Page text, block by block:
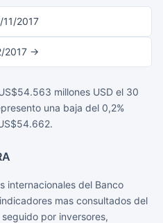
2017
2017 →
millones USD el 30
una baja del 0,2%
internacionales del Banco
mas consultados del
por inversores,